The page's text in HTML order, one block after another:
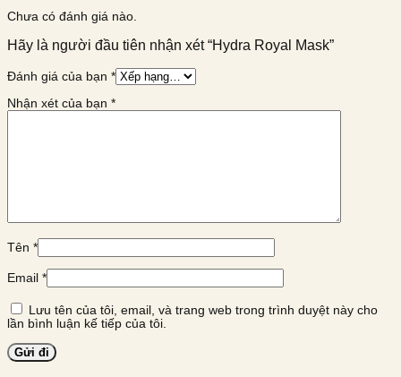
Chưa có đánh giá nào.
Hãy là người đầu tiên nhận xét “Hydra Royal Mask”
Đánh giá của bạn *
Nhận xét của bạn *
Tên *
Email *
Lưu tên của tôi, email, và trang web trong trình duyệt này cho
lần bình luận kế tiếp của tôi.